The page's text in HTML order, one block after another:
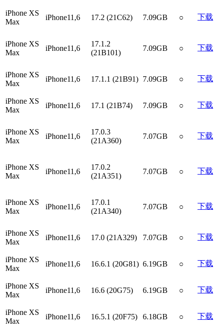
iPhone XS
Max
iPhone11,6 17.2 (21C62) 7.09GB ○ 下载
iPhone XS
Max
iPhone11,6
17.1.2
(21B101)
7.09GB ○ 下载
iPhone XS
Max
iPhone11,6 17.1.1 (21B91) 7.09GB ○ 下载
iPhone XS
Max
iPhone11,6 17.1 (21B74) 7.09GB ○ 下载
iPhone XS
Max
iPhone11,6
17.0.3
(21A360)
7.07GB ○ 下载
iPhone XS
Max
iPhone11,6
17.0.2
(21A351)
7.07GB ○ 下载
iPhone XS
Max
iPhone11,6
17.0.1
(21A340)
7.07GB ○ 下载
iPhone XS
Max
iPhone11,6 17.0 (21A329) 7.07GB ○ 下载
iPhone XS
Max
iPhone11,6 16.6.1 (20G81) 6.19GB ○ 下载
iPhone XS
Max
iPhone11,6 16.6 (20G75) 6.19GB ○ 下载
iPhone XS
Max
iPhone11,6 16.5.1 (20F75) 6.18GB ○ 下载